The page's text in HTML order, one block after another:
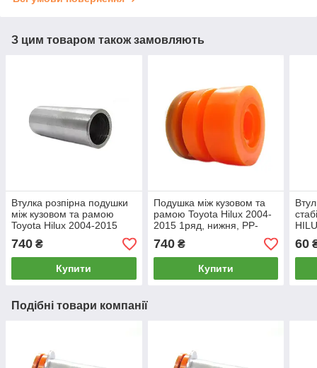
З цим товаром також замовляють
Втулка розпірна подушки
між кузовом та рамою
Toyota Hilux 2004-2015
ЦІНА ЗА 1 ШТ 95mm, PP-
0225c, поліуретан, PolyPro
740 ₴
Купити
Подушка між кузовом та
рамою Toyota Hilux 2004-
2015 1ряд, нижня, PP-
0226, поліуретан, PolyPro
740₴
Купити
PP-
60
Подібні товари компанії